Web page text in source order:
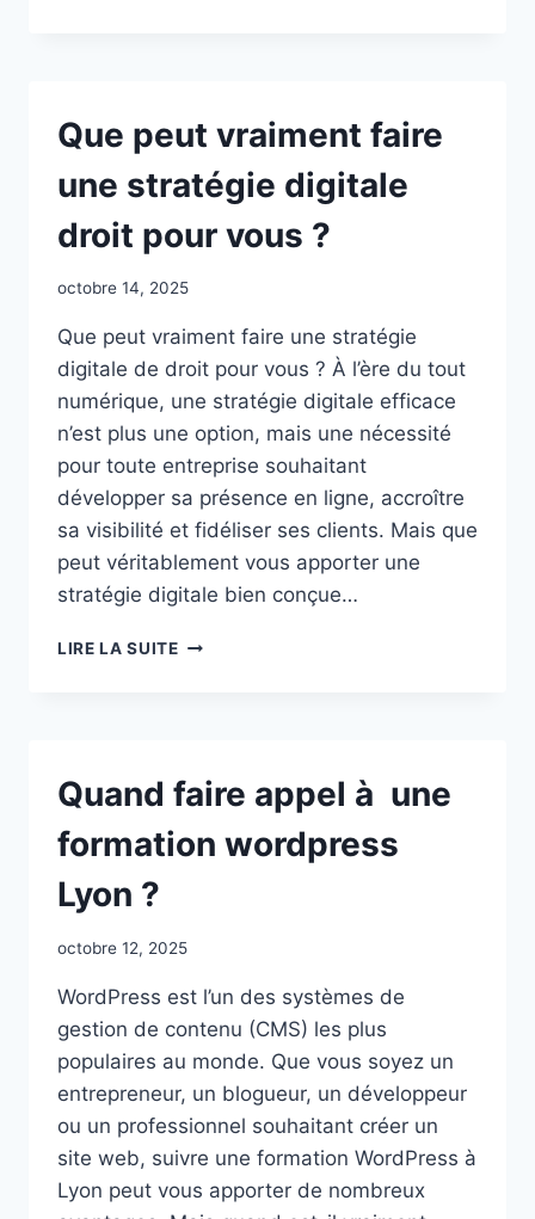
DE
BTP
Que peut vraiment faire
une stratégie digitale
droit pour vous ?
octobre 14, 2025
Que peut vraiment faire une stratégie
digitale de droit pour vous ? À l’ère du tout
numérique, une stratégie digitale efficace
n’est plus une option, mais une nécessité
pour toute entreprise souhaitant
développer sa présence en ligne, accroître
sa visibilité et fidéliser ses clients. Mais que
peut véritablement vous apporter une
stratégie digitale bien conçue…
LIRE LA SUITEQUE
DIGITALE
POUR
Quand faire appel à une
formation wordpress
Lyon ?
octobre 12, 2025
WordPress est l’un des systèmes de
gestion de contenu (CMS) les plus
populaires au monde. Que vous soyez un
entrepreneur, un blogueur, un développeur
ou un professionnel souhaitant créer un
site web, suivre une formation WordPress à
Lyon peut vous apporter de nombreux